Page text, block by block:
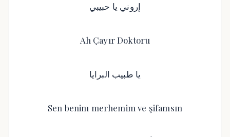
إروني يا حبيبي
Ah Çayır Doktoru
يا طبيب البرايا
Sen benim merhemim ve şifamsın